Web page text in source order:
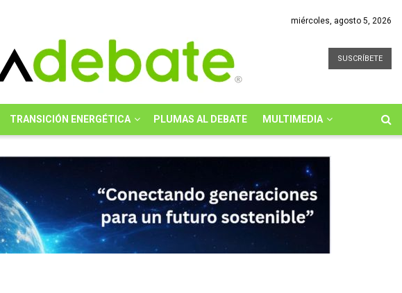
miércoles, agosto 5, 2026
SUSCRÍBETE
TRANSICIÓN ENERGÉTICA PLUMAS AL DEBATE MULTIMEDIA